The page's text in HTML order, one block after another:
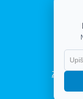
Zahtjev